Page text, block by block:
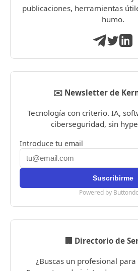
publicaciones, herramientas
humo.
✉️ Newsletter de
Tecnología con criterio. IA,
ciberseguridad, sin
Introduce tu email
Powered by
🏢 Directorio de
¿Buscas un profesional